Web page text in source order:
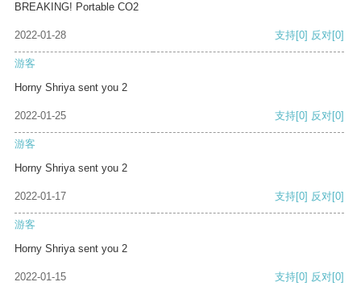
BREAKING! Portable CO2
2022-01-28 支持[0] 反对[0]
游客
Horny Shriya sent you 2
2022-01-25 支持[0] 反对[0]
游客
Horny Shriya sent you 2
2022-01-17 支持[0] 反对[0]
游客
Horny Shriya sent you 2
2022-01-15 支持[0] 反对[0]